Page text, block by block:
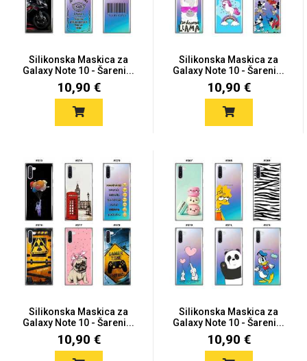
Silikonska Maskica za
Galaxy Note 10 - Šareni...
10,90 €
Silikonska Maskica za
Galaxy Note 10 - Šareni...
10,90 €
Silikonska Maskica za
Galaxy Note 10 - Šareni...
10,90 €
Silikonska Maskica za
Galaxy Note 10 - Šareni...
10,90 €